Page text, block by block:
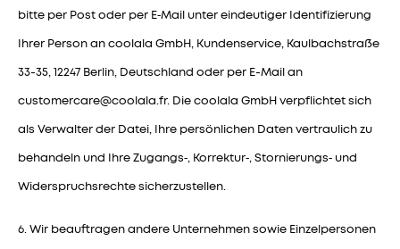
bitte per Post oder per E‑Mail unter eindeutiger Identifizierung
Ihrer Person an coolala GmbH, Kundenservice, Kaulbachstraße
33-35, 12247 Berlin, Deutschland oder per E-Mail an
customercare@coolala.fr. Die coolala GmbH verpflichtet sich
als Verwalter der Datei, Ihre persönlichen Daten vertraulich zu
behandeln und Ihre Zugangs‑, Korrektur‑, Stornierungs‑ und
Widerspruchsrechte sicherzustellen.
6. Wir beauftragen andere Unternehmen sowie Einzelpersonen